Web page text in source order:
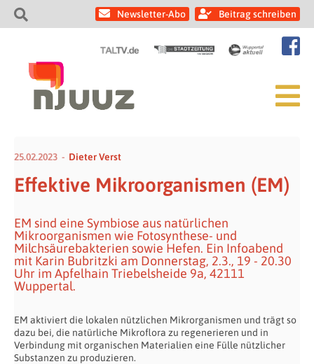
Newsletter-Abo Beitrag schreiben
25.02.2023 Dieter Verst
Effektive Mikroorganismen (EM)
EM sind eine Symbiose aus natürlichen
Mikroorganismen wie Fotosynthese- und
Milchsäurebakterien sowie Hefen. Ein Infoabend
mit Karin Bubritzki am Donnerstag, 2.3., 19 - 20.30
Uhr im Apfelhain Triebelsheide 9a, 42111
Wuppertal.
EM aktiviert die lokalen nützlichen Mikrorganismen und trägt so
dazu bei, die natürliche Mikroflora zu regenerieren und in
Verbindung mit organischen Materialien eine Fülle nützlicher
Substanzen zu produzieren.